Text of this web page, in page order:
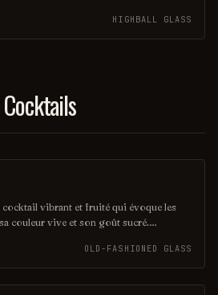
chaudes journées d'été, il offre une
HIGHBALL GLASS
vibrant et fruité qui évoque les
couleur vive et son goût sucré.
parfait pour les fêtes et les soirées
son côté ludique en font un choix
à s'amuser.
OLD-FASHIONED GLASS